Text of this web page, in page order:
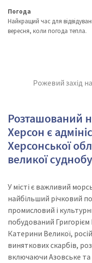
Погода
Найкращий час для
вересня, коли погода тепла.
Рожевий захід
Розташований
Херсон є
Херсонської
великої
У місті є важливий
найбільший річковий
промисловий і
побудований
Катерини Великої,
виняткових скарбів,
включаючи Азовське